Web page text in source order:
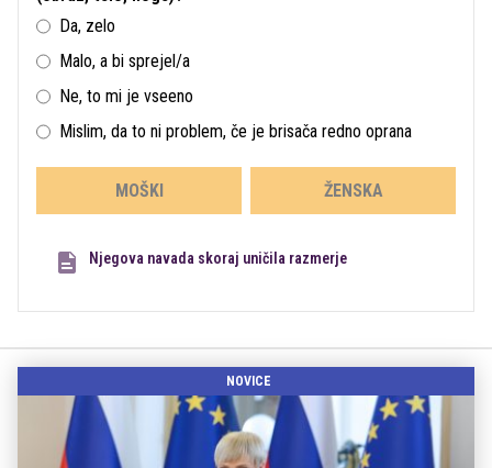
Da, zelo
Malo, a bi sprejel/a
Ne, to mi je vseeno
Mislim, da to ni problem, če je brisača redno oprana
MOŠKI ŽENSKA
Njegova navada skoraj uničila razmerje
NOVICE